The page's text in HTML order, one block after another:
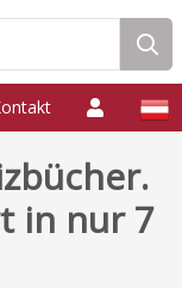
in nur 7